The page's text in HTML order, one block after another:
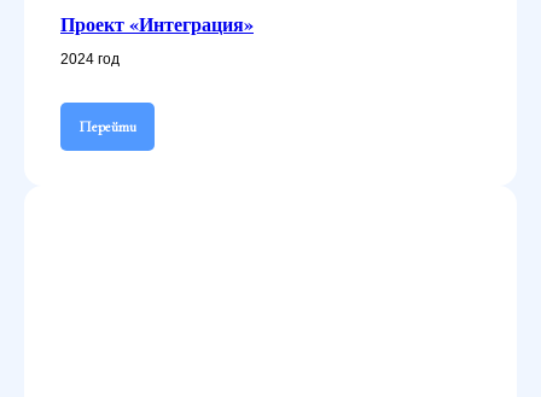
Проект «Интеграция»
2024 год
Перейти